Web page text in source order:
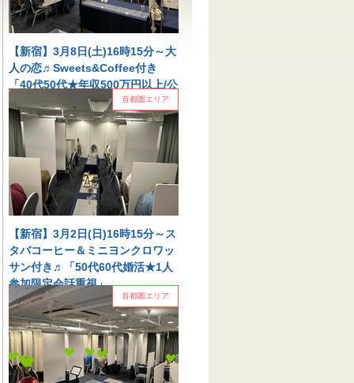
【新宿】3月8日(土)16時15分～大
人の恋♬Sweets&Coffee付き
「40代50代★年収500万円以上/公
務員/大手企業」
大人の恋♬Sweets&Coffee付き「40代50代★
年収500万円以上/公務員/大手企業」 本日の新
宿会場16時15分は同数人数にお集...
2025.03.09 首都圏エリア
首都圏エリア
【新宿】3月2日(日)16時15分～ス
タバコーヒー＆ミニヨンクロワッ
サン付き♬「50代60代婚活★1人
参加限定会話重視」
スタバコーヒー＆ミニヨンクロワッサン付き
♬「50代60代婚活★1人参加限定会話重視」
本日の新宿会場16時15分は女性のお客様に先行
してお集まりい...
2025.03.02 首都圏エリア
首都圏エリア